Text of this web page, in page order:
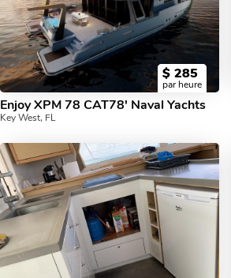
$ 285
par heure
Enjoy XPM 78 CAT78' Naval Yachts
Key West, FL